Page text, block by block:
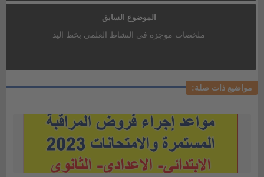
الموضوع السابق
ملخصات موجزة في النشاط العلمي بخط اليد
مواضيع ذات صلة: